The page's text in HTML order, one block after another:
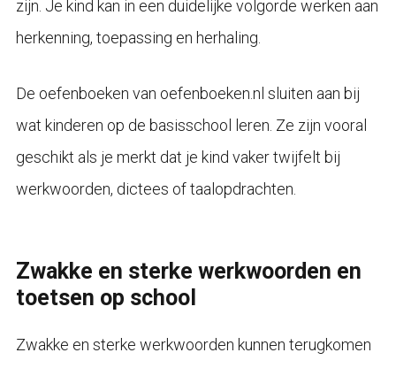
zijn. Je kind kan in een duidelijke volgorde werken aan
herkenning, toepassing en herhaling.
De oefenboeken van oefenboeken.nl sluiten aan bij
wat kinderen op de basisschool leren. Ze zijn vooral
geschikt als je merkt dat je kind vaker twijfelt bij
werkwoorden, dictees of taalopdrachten.
Zwakke en sterke werkwoorden en
toetsen op school
Zwakke en sterke werkwoorden kunnen terugkomen